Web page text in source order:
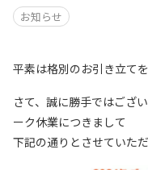
お知らせ
平素は格別のお引き立て
さて、誠に勝手ではござ
ーク休業につきまして
下記の通りとさせていた